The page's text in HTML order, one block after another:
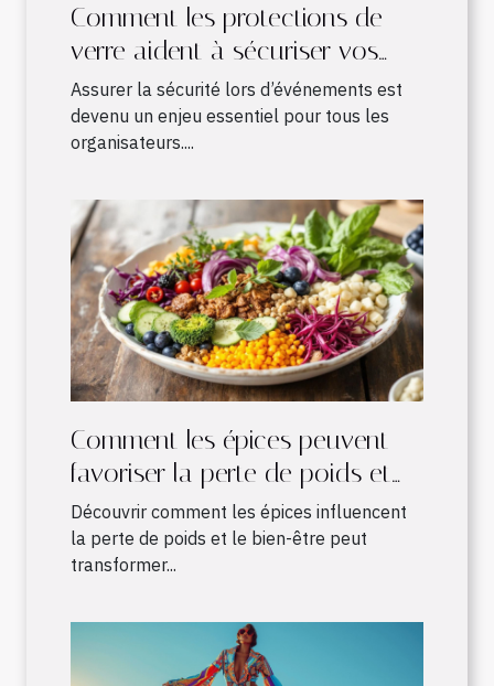
Comment les protections de
verre aident à sécuriser vos
événements ?
Assurer la sécurité lors d’événements est
devenu un enjeu essentiel pour tous les
organisateurs....
Comment les épices peuvent
favoriser la perte de poids et
améliorer le bien-être
Découvrir comment les épices influencent
la perte de poids et le bien-être peut
transformer...